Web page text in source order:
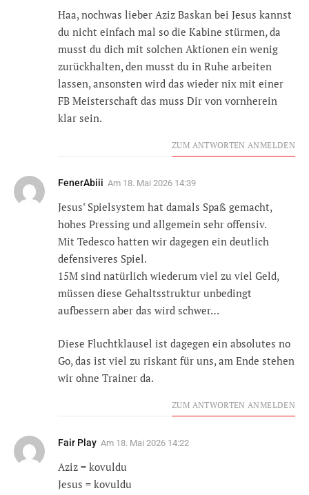
Haa, nochwas lieber Aziz Baskan bei Jesus kannst
du nicht einfach mal so die Kabine stürmen, da
musst du dich mit solchen Aktionen ein wenig
zurückhalten, den musst du in Ruhe arbeiten
lassen, ansonsten wird das wieder nix mit einer
FB Meisterschaft das muss Dir von vornherein
klar sein.
ZUM ANTWORTEN ANMELDEN
FenerAbiii Am 18. Mai 2026 14:39
Jesus‘ Spielsystem hat damals Spaß gemacht,
hohes Pressing und allgemein sehr offensiv.
Mit Tedesco hatten wir dagegen ein deutlich
defensiveres Spiel.
15M sind natürlich wiederum viel zu viel Geld,
müssen diese Gehaltsstruktur unbedingt
aufbessern aber das wird schwer…
Diese Fluchtklausel ist dagegen ein absolutes no
Go, das ist viel zu riskant für uns, am Ende stehen
wir ohne Trainer da.
ZUM ANTWORTEN ANMELDEN
Fair Play Am 18. Mai 2026 14:22
Aziz = kovuldu
Jesus = kovuldu